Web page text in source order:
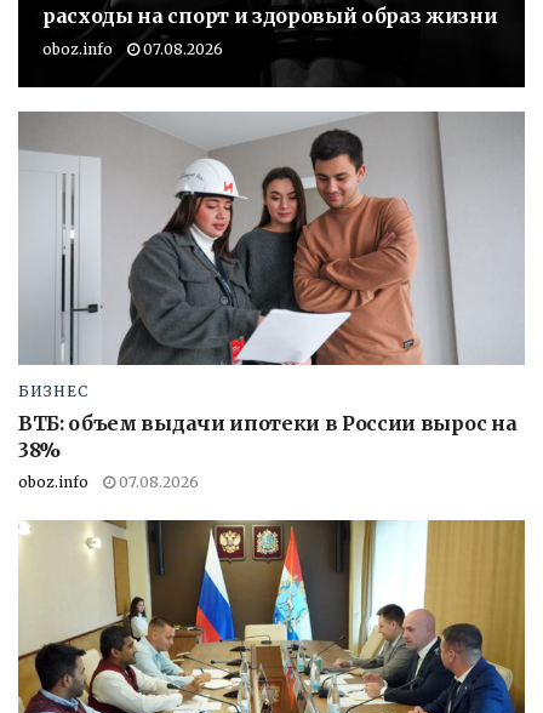
расходы на спорт и здоровый образ жизни
oboz.info 07.08.2026
БИЗНЕС
ВТБ: объем выдачи ипотеки в России вырос на
38%
oboz.info 07.08.2026